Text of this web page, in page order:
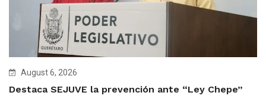
August 6, 2026
Destaca SEJUVE la prevención ante “Ley Chepe”